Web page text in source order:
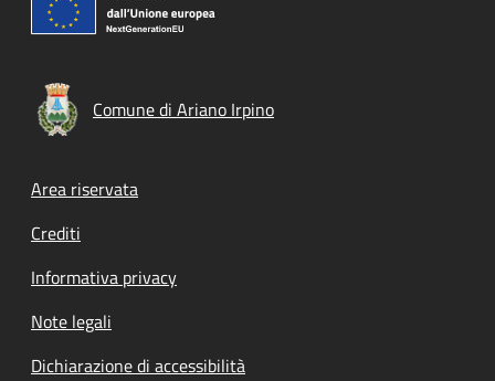
Comune di Ariano Irpino
Footer menu
Area riservata
Crediti
Informativa privacy
Note legali
Dichiarazione di accessibilità